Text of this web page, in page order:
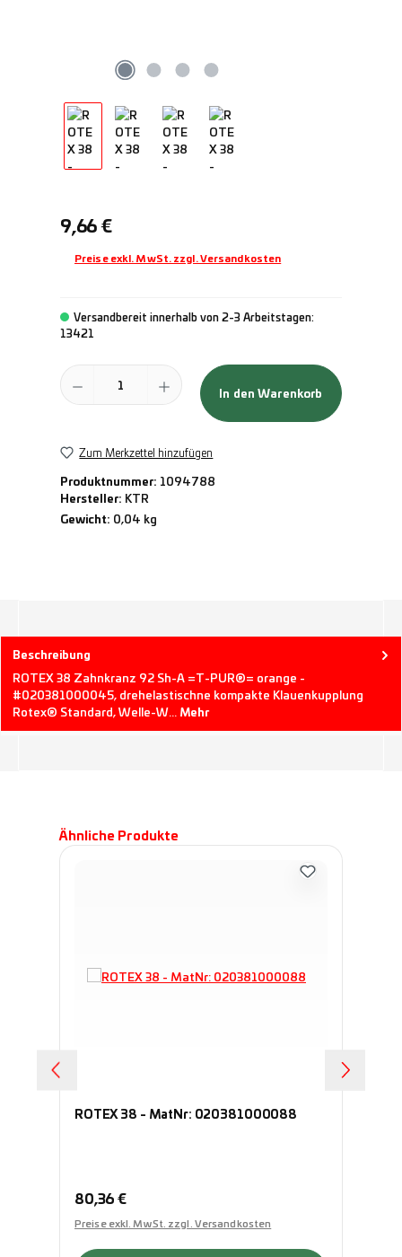
Regulärer Preis:
9,66 €
Preise exkl. MwSt. zzgl. Versandkosten
Versandbereit innerhalb von 2-3 Arbeitstagen:
13421
Produkt Anzahl: Gib den gewünschten Wert ein oder benutze die
In den Warenkorb
Zum Merkzettel hinzufügen
Produktnummer: 1094788
Hersteller: KTR
Gewicht: 0,04 kg
Beschreibung
ROTEX 38 Zahnkranz 92 Sh-A =T-PUR®= orange -
#020381000045, drehelastischne kompakte Klauenkupplung
Rotex® Standard, Welle-W… Mehr
Produktgalerie überspringen
Ähnliche Produkte
ROTEX 38 - MatNr: 020381000088
Regulärer Preis:
80,36 €
Preise exkl. MwSt. zzgl. Versandkosten